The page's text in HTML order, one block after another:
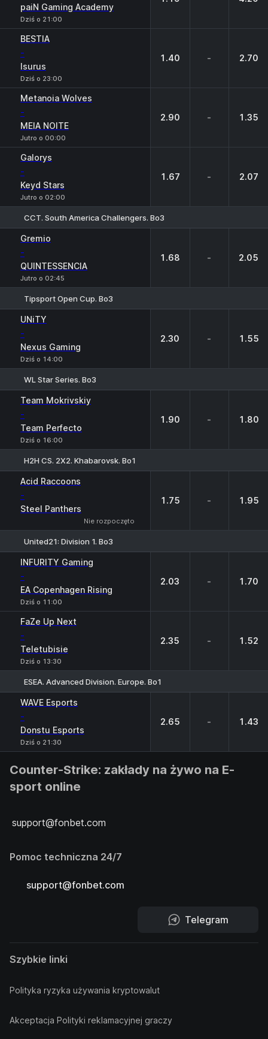
paiN Gaming Academy
Dziś o 21:00
BESTIA
-
Isurus
Dziś o 23:00
1.40 - 2.70
Metanoia Wolves
-
MEIA NOITE
Jutro o 00:00
2.90 - 1.35
Galorys
-
Keyd Stars
Jutro o 02:00
1.67 - 2.07
CCT. South America Challengers. Bo3
Gremio
-
QUINTESSENCIA
Jutro o 02:45
1.68 - 2.05
Tipsport Open Cup. Bo3
UNiTY
-
Nexus Gaming
Dziś o 14:00
2.30 - 1.55
WL Star Series. Bo3
Team Mokrivskiy
-
Team Perfecto
Dziś o 16:00
1.90 - 1.80
H2H CS. 2X2. Khabarovsk. Bo1
Acid Raccoons
-
Steel Panthers
Nie rozpoczęto
1.75 - 1.95
United21: Division 1. Bo3
INFURITY Gaming
-
EA Copenhagen Rising
Dziś o 11:00
2.03 - 1.70
FaZe Up Next
-
Teletubisie
Dziś o 13:30
2.35 - 1.52
ESEA. Advanced Division. Europe. Bo1
WAVE Esports
-
Donstu Esports
Dziś o 21:30
2.65 - 1.43
Counter-Strike: zakłady na żywo na E-
sport online
support@fonbet.com
Pomoc techniczna 24/7
support@fonbet.com
Telegram
Szybkie linki
Polityka ryzyka używania kryptowalut
Akceptacja Polityki reklamacyjnej graczy